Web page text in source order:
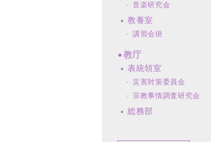
音楽研究会
教養室
講習会掛
教庁
表統領室
災害対策委員会
宗教事情調査研究会
総務部